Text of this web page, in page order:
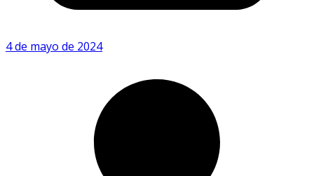
4 de mayo de 2024